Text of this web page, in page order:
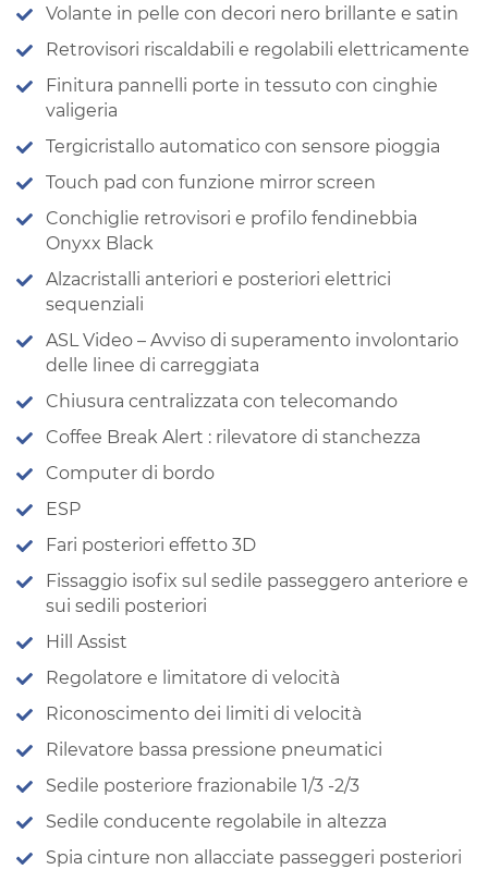
Volante in pelle con decori nero brillante e satin
Retrovisori riscaldabili e regolabili elettricamente
Finitura pannelli porte in tessuto con cinghie
valigeria
Tergicristallo automatico con sensore pioggia
Touch pad con funzione mirror screen
Conchiglie retrovisori e profilo fendinebbia
Onyxx Black
Alzacristalli anteriori e posteriori elettrici
sequenziali
ASL Video – Avviso di superamento involontario
delle linee di carreggiata
Chiusura centralizzata con telecomando
Coffee Break Alert : rilevatore di stanchezza
Computer di bordo
ESP
Fari posteriori effetto 3D
Fissaggio isofix sul sedile passeggero anteriore e
sui sedili posteriori
Hill Assist
Regolatore e limitatore di velocità
Riconoscimento dei limiti di velocità
Rilevatore bassa pressione pneumatici
Sedile posteriore frazionabile 1/3 -2/3
Sedile conducente regolabile in altezza
Spia cinture non allacciate passeggeri posteriori